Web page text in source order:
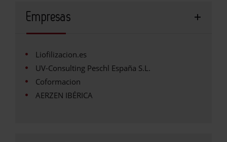
Empresas
Liofilizacion.es
UV-Consulting Peschl España S.L.
Coformacion
AERZEN IBÉRICA